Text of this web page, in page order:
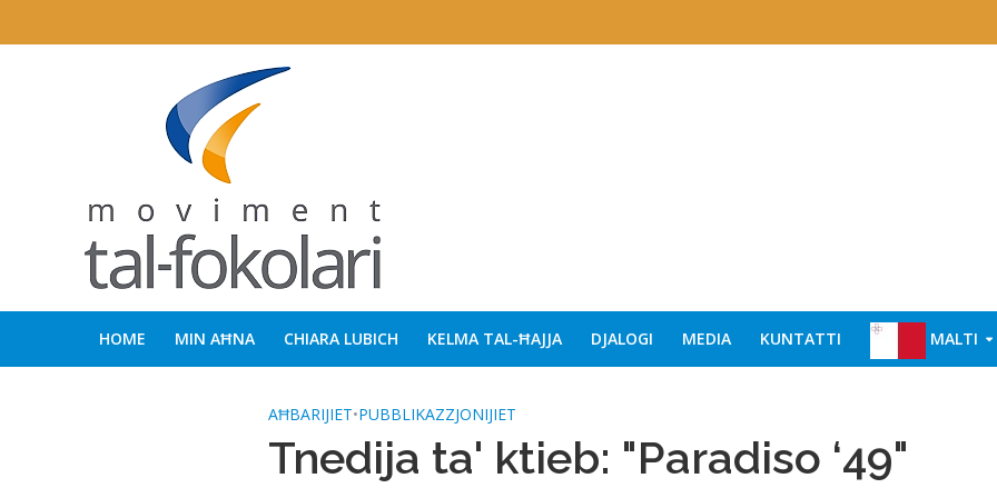
HOME MIN AĦNA CHIARA LUBICH KELMA TAL-ĦAJJA DJALOGI MEDIA KUNTATTI MALTI
AĦBARIJIET•PUBBLIKAZZJONIJIET
Tnedija ta' ktieb: "Paradiso ‘49"